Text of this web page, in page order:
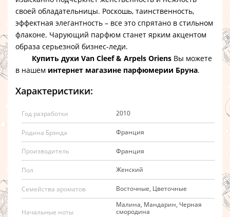
своей обладательницы. Роскошь, таинственность,
эффектная элегантность – все это спрятано в стильном
флаконе. Чарующий парфюм станет ярким акцентом
образа серьезной бизнес-леди.
Купить духи Van Cleef & Arpels Oriens Вы можете
в нашем интернет магазине парфюмерии Бруна.
Характеристики:
Год разработки 2010
Родина Брэнда Франция
Производитель Франция
Пол Женский
Семейства ароматов Восточные, Цветочные
Начальные ноты
Малина, Мандарин, Черная
смородина